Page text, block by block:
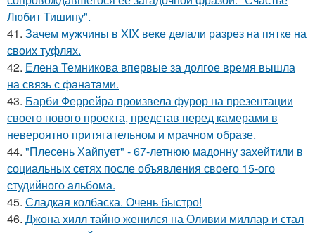
Любит Тишину".
41. Зачем мужчины в XIX веке делали разрез на пятке на
своих туфлях.
42. Елена Темникова впервые за долгое время вышла
на связь с фанатами.
43. Барби Феррейра произвела фурор на презентации
своего нового проекта, представ перед камерами в
невероятно притягательном и мрачном образе.
44. "Плесень Хайпует" - 67-летнюю мадонну захейтили в
социальных сетях после объявления своего 15-ого
студийного альбома.
45. Сладкая колбаска. Очень быстро!
46. Джона хилл тайно женился на Оливии миллар и стал